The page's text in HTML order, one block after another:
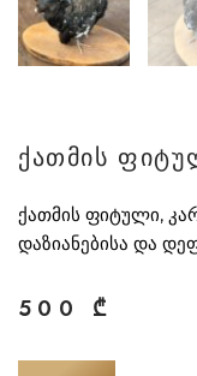
ქათმის
ქათმის ფიტული,
დაზიანებისა და
500 ₾